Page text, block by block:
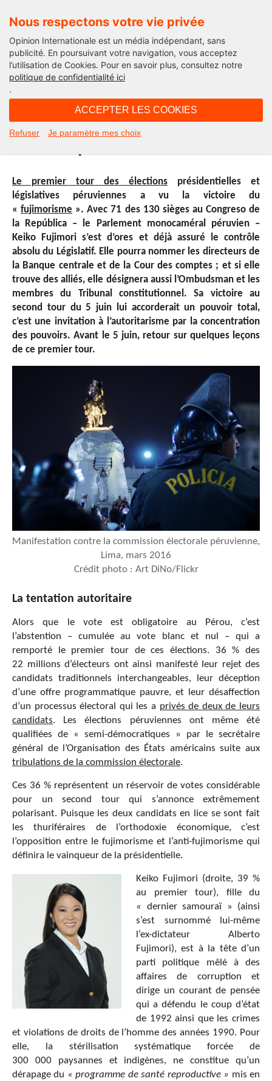
Nous respectons votre vie privée
Opinion Internationale est un média indépendant, sans
publicité. En poursuivant votre navigation, vous acceptez
l’utilisation de Cookies. Pour en savoir plus, consultez notre
politique de confidentialité ici
.
ACCEPTER LES COOKIES
Refuser Je paramètre mes choix
International
Retour sur le premier tour des
Le premier tour des élections présidentielles et
législatives péruviennes a vu la victoire du
«fujimorisme ». Avec 71 des 130 sièges au Congreso de
la República – le Parlement monocaméral péruvien –
Keiko Fujimori s’est d’ores et déjà assuré le contrôle
absolu du Législatif. Elle pourra nommer les directeurs de
la Banque centrale et de la Cour des comptes ; et si elle
trouve des alliés, elle désignera aussi l’Ombudsman et les
membres du Tribunal constitutionnel. Sa victoire au
second tour du 5 juin lui accorderait un pouvoir total,
c’est une invitation à l’autoritarisme par la concentration
des pouvoirs. Avant le 5 juin, retour sur quelques leçons
de ce premier tour.
Manifestation contre la commission électorale péruvienne,
Lima, mars 2016
Crédit photo : Art DiNo/Flickr
La tentation autoritaire
Alors que le vote est obligatoire au Pérou, c’est
l’abstention – cumulée au vote blanc et nul – qui a
remporté le premier tour de ces élections. 36 % des
22 millions d’électeurs ont ainsi manifesté leur rejet des
candidats traditionnels interchangeables, leur déception
d’une offre programmatique pauvre, et leur désaffection
d’un processus électoral qui les a privés de deux de leurs
candidats. Les élections péruviennes ont même été
qualifiées de « semi-démocratiques » par le secrétaire
général de l’Organisation des États américains suite aux
tribulations de la commission électorale.
Ces 36 % représentent un réservoir de votes considérable
pour un second tour qui s’annonce extrêmement
polarisant. Puisque les deux candidats en lice se sont fait
les thuriféraires de l’orthodoxie économique, c’est
l’opposition entre le fujimorisme et l’anti-fujimorisme qui
définira le vainqueur de la présidentielle.
Keiko Fujimori (droite, 39 %
au premier tour), fille du
« dernier samouraï » (ainsi
s’est surnommé lui-même
l’ex-dictateur Alberto
Fujimori), est à la tête d’un
parti politique mêlé à des
affaires de corruption et
dirige un courant de pensée
qui a défendu le coup d’état
de 1992 ainsi que les crimes
et violations de droits de l’homme des années 1990. Pour
elle, la stérilisation systématique forcée de
300 000 paysannes et indigènes, ne constitue qu’un
dérapage du « programme de santé reproductive » mis en